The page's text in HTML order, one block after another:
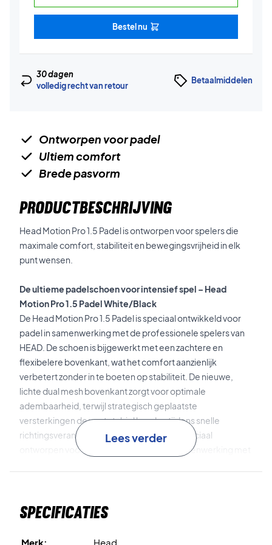
Bestel nu
30 dagen
volledig recht van retour
Betaalmiddelen
Ontworpen voor padel
Ultiem comfort
Brede pasvorm
PRODUCTBESCHRIJVING
Head Motion Pro 1.5 Padel is ontworpen voor spelers die
maximale comfort, stabiliteit en bewegingsvrijheid in elk
punt wensen.
De ultieme padelschoen voor intensief spel – Head
Motion Pro 1.5 Padel White/Black
De Head Motion Pro 1.5 Padel is speciaal ontwikkeld voor
padel in samenwerking met de professionele spelers van
HEAD. De schoen is bijgewerkt met een zachtere en
flexibelere bovenkant, wat het comfort aanzienlijk
verbetert zonder in te boeten op stabiliteit. De nieuwe,
lichte dual mesh bovenkant zorgt voor optimale
adembaarheid, terwijl strategisch geplaatste
versterkingen de voet stabiel houden tijdens snelle
richtingsveranderingen. De buitenzool is speciaal
ontworpen voor padel en ontwikkeld in samenwerking met
Dual mesh-bovenkant
terwijl de buitenste laag extra stabiliteit biedt op de
Lees verder
Specificaties
Merk:
Head